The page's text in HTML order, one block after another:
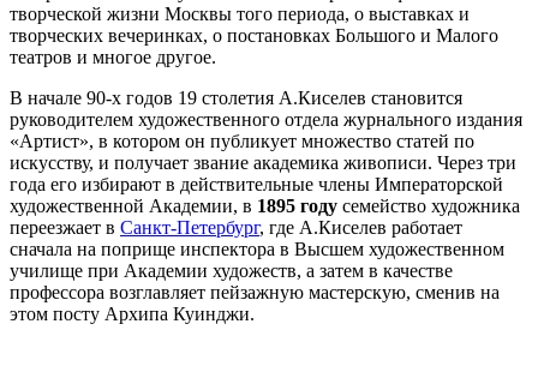
творческой жизни Москвы того периода, о выставках и
творческих вечеринках, о постановках Большого и Малого
театров и многое другое.
В начале 90-х годов 19 столетия А.Киселев становится
руководителем художественного отдела журнального издания
«Артист», в котором он публикует множество статей по
искусству, и получает звание академика живописи. Через три
года его избирают в действительные члены Императорской
художественной Академии, в 1895 году семейство художника
переезжает в Санкт-Петербург, где А.Киселев работает
сначала на поприще инспектора в Высшем художественном
училище при Академии художеств, а затем в качестве
профессора возглавляет пейзажную мастерскую, сменив на
этом посту Архипа Куинджи.